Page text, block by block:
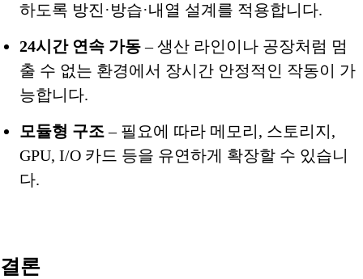
하도록 방진·방습·내열 설계를 적용합니다.
24시간 연속 가동– 생산 라인이나 공장처럼 멈
출 수 없는 환경에서 장시간 안정적인 작동이 가
능합니다.
모듈형 구조– 필요에 따라 메모리, 스토리지,
GPU, I/O 카드 등을 유연하게 확장할 수 있습니
다.
결론